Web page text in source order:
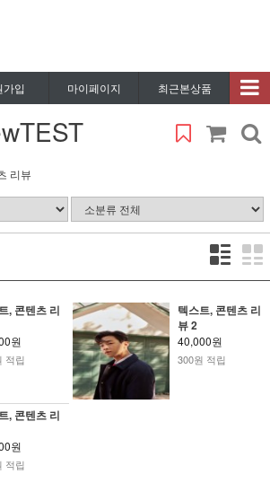
가입 마이페이지 최근본상품
리뷰
, 콘텐츠 리
원
적립
텍스트, 콘텐츠 리
뷰 2
40,000원
300원 적립
, 콘텐츠 리
원
적립